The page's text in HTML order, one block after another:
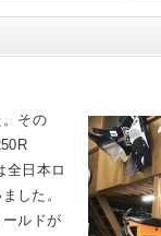
。その
全日本ロ
した。
ルドが